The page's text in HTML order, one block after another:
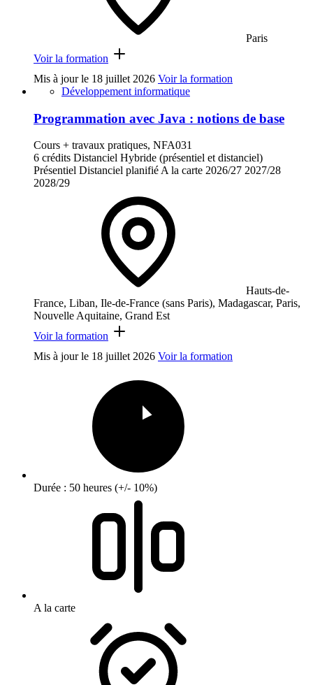
Paris
Voir la formation
Mis à jour le 18 juillet 2026 Voir la formation
Développement informatique
Programmation avec Java : notions de base
Cours + travaux pratiques, NFA031
6 crédits Distanciel Hybride (présentiel et distanciel)
Présentiel Distanciel planifiéA la carte 2026/27 2027/28
2028/29
Hauts-de-
France, Liban, Ile-de-France (sans Paris), Madagascar, Paris,
Nouvelle Aquitaine, Grand Est
Voir la formation
Mis à jour le 18 juillet 2026 Voir la formation
Durée : 50 heures (+/- 10%)
A la carte